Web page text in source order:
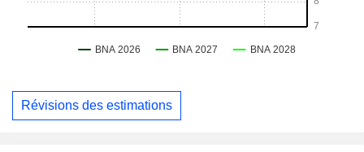
Révisions des estimations